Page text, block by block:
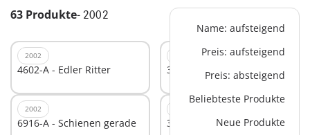
63 Produkte- 2002
Name: aufsteigend
Preis: aufsteigend
Preis: absteigend
Beliebteste Produkte
Neue Produkte
2002
4602-A - Edler Ritter 3249-B - Pferdetransporter
2002
6916-A - Schienen gerade 3127-A - Superset Piraten